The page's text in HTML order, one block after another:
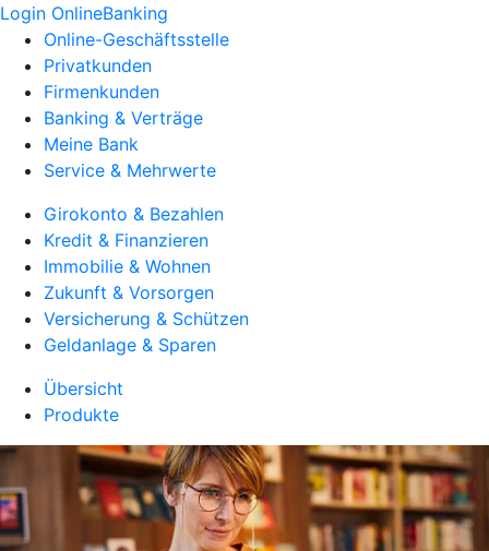
Login OnlineBanking
Online-Geschäftsstelle
Privatkunden
Firmenkunden
Banking & Verträge
Meine Bank
Service & Mehrwerte
Girokonto & Bezahlen
Kredit & Finanzieren
Immobilie & Wohnen
Zukunft & Vorsorgen
Versicherung & Schützen
Geldanlage & Sparen
Übersicht
Produkte